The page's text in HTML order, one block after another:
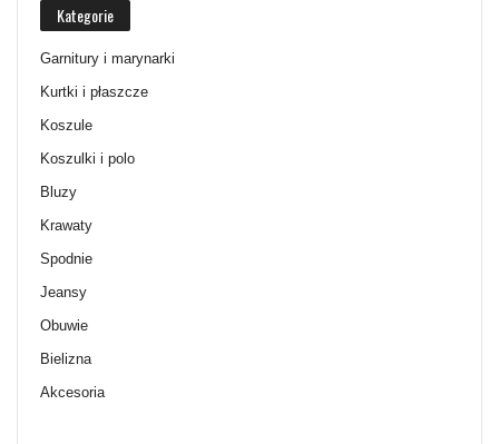
Kategorie
Garnitury i marynarki
Kurtki i płaszcze
Koszule
Koszulki i polo
Bluzy
Krawaty
Spodnie
Jeansy
Obuwie
Bielizna
Akcesoria